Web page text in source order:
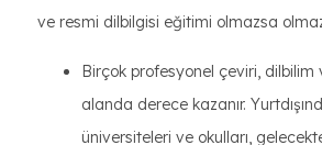
ve resmi dilbilgisi eğitimi olmazsa
Birçok profesyonel çeviri, dilbilim
alanda derece kazanır.
üniversiteleri ve okulları,